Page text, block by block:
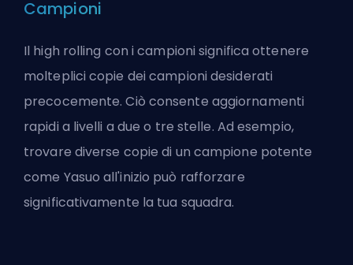
Campioni
Il high rolling con i campioni significa ottenere
molteplici copie dei campioni desiderati
precocemente. Ciò consente aggiornamenti
rapidi a livelli a due o tre stelle. Ad esempio,
trovare diverse copie di un campione potente
come Yasuo all'inizio può rafforzare
significativamente la tua squadra.